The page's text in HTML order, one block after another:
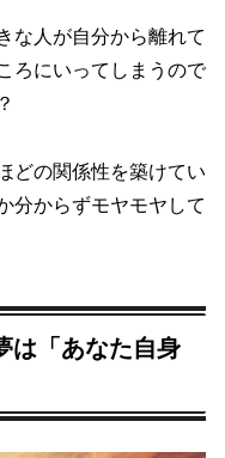
な人が自分から離れて
ろにいってしまうので
どの関係性を築けてい
分からずモヤモヤして
は「あなた自身